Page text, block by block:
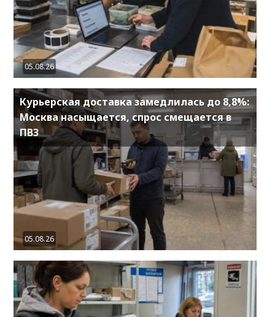
05.08.26
Курьерская доставка замедлилась до 8,8%:
Москва насыщается, спрос смещается в
ПВЗ
05.08.26